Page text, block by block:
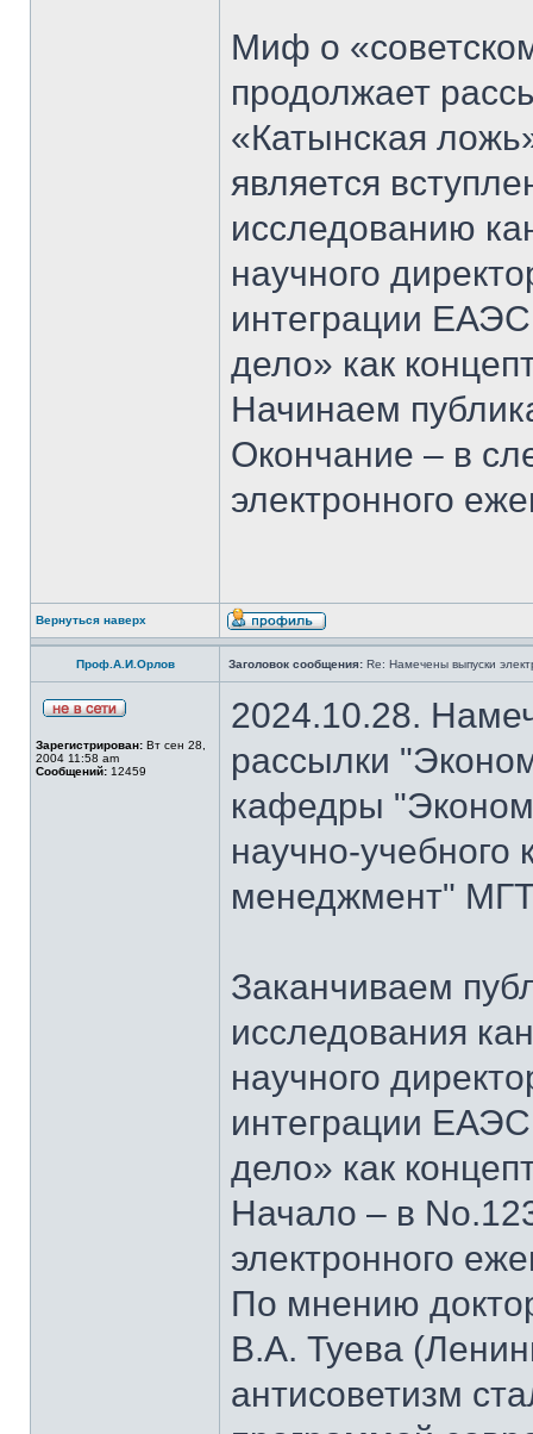
Миф о
продолжает
«Катынская
является
исследованию
научного
интеграции
дело» как
Начинаем
Окончание – в
электронного
Вернуться наверх
Проф.А.И.Орлов Заголовок сообщения: Re: Намечены выпуски
Зарегистрирован: Вт сен 28,
2004 11:58 am
Сообщений: 12459
2024.10.28.
рассылки
кафедры
научно-
менеджмент"
Заканчиваем
исследования
научного
интеграции
дело» как
Начало – в
электронного
По мнению
В.А. Туева
антисоветизм